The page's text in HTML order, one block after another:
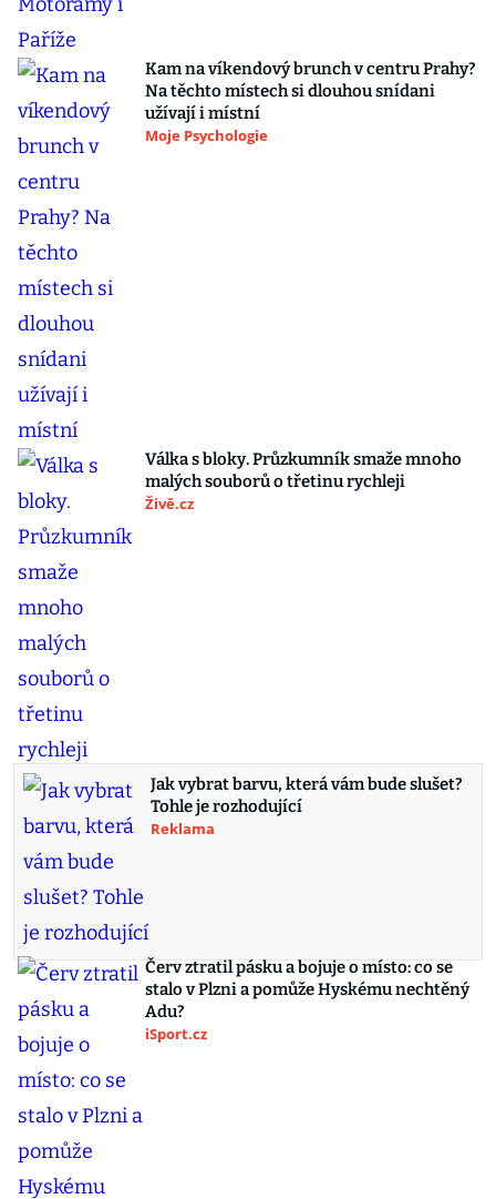
Kam na víkendový brunch v centru Prahy?
Na těchto místech si dlouhou snídani
užívají i místní
Moje Psychologie
Válka s bloky. Průzkumník smaže mnoho
malých souborů o třetinu rychleji
Živě.cz
Jak vybrat barvu, která vám bude slušet?
Tohle je rozhodující
Reklama
Červ ztratil pásku a bojuje o místo: co se
stalo v Plzni a pomůže Hyskému nechtěný
Adu?
iSport.cz